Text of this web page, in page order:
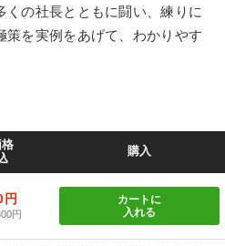
くの社長とともに闘い、練りに
策を実例をあげて、わかりやす
購入
円
円
カートに
入れる